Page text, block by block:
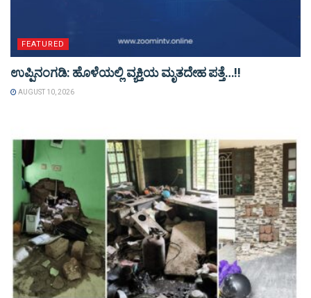
FEATURED
ಉಪ್ಪಿನಂಗಡಿ: ಹೊಳೆಯಲ್ಲಿ ವ್ಯಕ್ತಿಯ ಮೃತದೇಹ ಪತ್ತೆ…!!
AUGUST 10, 2026